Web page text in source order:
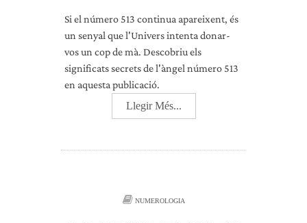
Si el número 513 continua apareixent, és
un senyal que l'Univers intenta donar-
vos un cop de mà. Descobriu els
significats secrets de l'àngel número 513
en aquesta publicació.
Llegir Més...
NUMEROLOGIA